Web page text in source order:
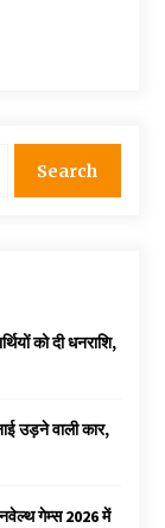
को दी धनराशि, ₹
उड़ने वाली कार,
गेम्स 2026 में